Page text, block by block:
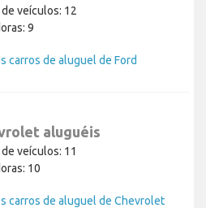
veículos: 12
9
carros de aluguel de Ford
aluguéis
veículos: 11
10
carros de aluguel de Chevrolet